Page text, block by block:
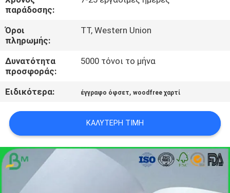
ΕΙΔΉΣΕΙΣ
ΥΠΟΘΈΣΕΙΣ
SITEMAP
ΠΟΛΙΤΙΚΉ
ΑΠΟΡΡΉΤΟΥ
παράδοσης:
Όροι
πληρωμής:
TT, Western Union
Δυνατότητα
προσφοράς:
5000 τόνοι το μήνα
Ειδικότερα: έγγραφο όφσετ,woodfree χαρτί
ΚΑΛΎΤΕΡΗ ΤΙΜΉ